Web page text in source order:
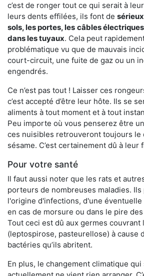
c’est de ronger tout ce qui serait à
leurs dents effilées, ils font de
sols, les portes, les câbles
dans les tuyaux. Cela peut
problématique vu que de mauvais
court-circuit, une fuite de gaz ou un
engendrés.
Ce n’est pas tout ! Laisser ces
c’est accepté d’être leur hôte. Ils se
aliments à tout moment et à tout
Peu importe où vous penserez être
ces nuisibles retrouveront toujours le
sésame. C’est certainement dû à leur
Pour votre santé
Il faut aussi noter que les rats et
porteurs de nombreuses maladies.
l'origine d'infections, d'une
en cas de morsure ou dans le pire
Tout ceci est dû aux germes couvrant
(leptospirose, pasteurellose) à cause
bactéries qu’ils abritent.
En plus, le changement climatique qui